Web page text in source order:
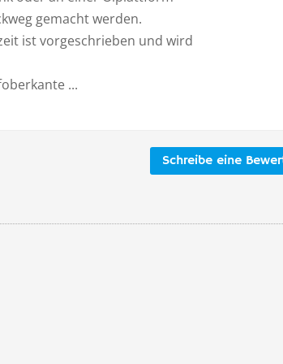
gemacht werden.
ist vorgeschrieben und wird
...
Schreibe eine